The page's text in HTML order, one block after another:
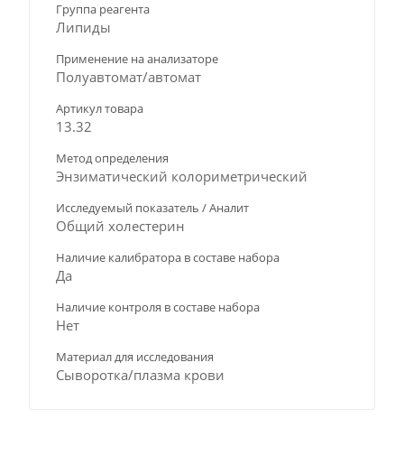
Группа реагента
Липиды
Применение на анализаторе
Полуавтомат/автомат
Артикул товара
13.32
Метод определения
Энзиматический колориметрический
Исследуемый показатель / Аналит
Общий холестерин
Наличие калибратора в составе набора
Да
Наличие контроля в составе набора
Нет
Материал для исследования
Сыворотка/плазма крови